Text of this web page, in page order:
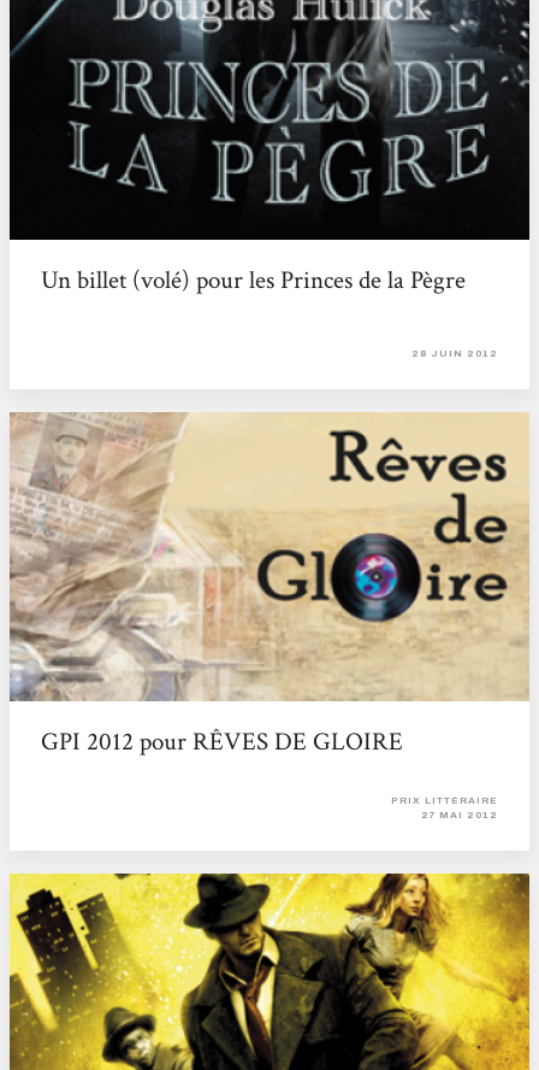
Un billet (volé) pour les Princes de la Pègre
28 JUIN 2012
GPI 2012 pour RÊVES DE GLOIRE
PRIX LITTÉRAIRE
27 MAI 2012